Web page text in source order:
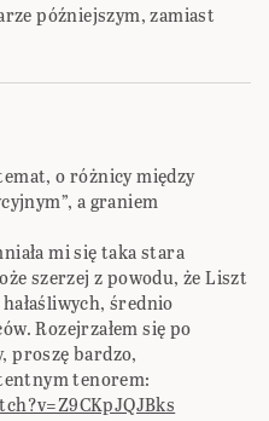
późniejszym, zamiast
o różnicy między
a graniem
mi się taka stara
szerzej z powodu, że Liszt
średnio
Rozejrzałem się po
proszę bardzo,
tenorem: